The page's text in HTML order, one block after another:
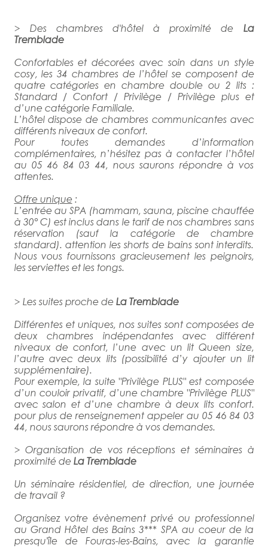
> Des chambres d'hôtel à proximité de La
Tremblade
Confortables et décorées avec soin dans un style
cosy, les 34 chambres de l’hôtel se composent de
quatre catégories en chambre double ou 2 lits :
Standard / Confort / Privilège / Privilège plus et
d’une catégorie Familiale.
L’hôtel dispose de chambres communicantes avec
différents niveaux de confort.
Pour toutes demandes d’information
complémentaires, n’hésitez pas à contacter l’hôtel
au 05 46 84 03 44, nous saurons répondre à vos
attentes.
Offre unique:
L’entrée au SPA (hammam, sauna, piscine chauffée
à 30° C) est inclus dans le tarif de nos chambres sans
réservation (sauf la catégorie de chambre
standard). attention les shorts de bains sont interdits.
Nous vous fournissons gracieusement les peignoirs,
les serviettes et les tongs.
> Les suites proche de La Tremblade
Différentes et uniques, nos suites sont composées de
deux chambres indépendantes avec différent
niveaux de confort, l’une avec un lit Queen size,
l’autre avec deux lits (possibilité d’y ajouter un lit
supplémentaire).
Pour exemple, la suite "Privilège PLUS" est composée
d’un couloir privatif, d’une chambre "Privilège PLUS"
avec salon et d’une chambre à deux lits confort.
pour plus de renseignement appeler au 05 46 84 03
44, nous saurons répondre à vos demandes.
> Organisation de vos réceptions et séminaires à
proximité de La Tremblade
Un séminaire résidentiel, de direction, une journée
de travail ?
Organisez votre évènement privé ou professionnel
au Grand Hôtel des Bains 3*** SPA au coeur de la
presqu'île de Fouras-les-Bains, avec la garantie